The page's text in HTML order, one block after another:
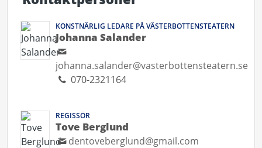
KONSTNÄRLIG LEDARE PÅ VÄSTERBOTTENSTEATERN
Johanna Salander
johanna.salander@vasterbottensteatern.se
070-2321164
REGISSÖR
Tove Berglund
dentoveberglund@gmail.com